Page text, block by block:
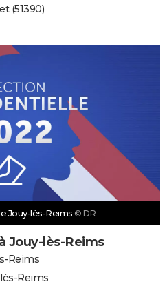
(51390)
Jouy-lès-Reims © DR
Jouy-lès-Reims
Reims
Reims